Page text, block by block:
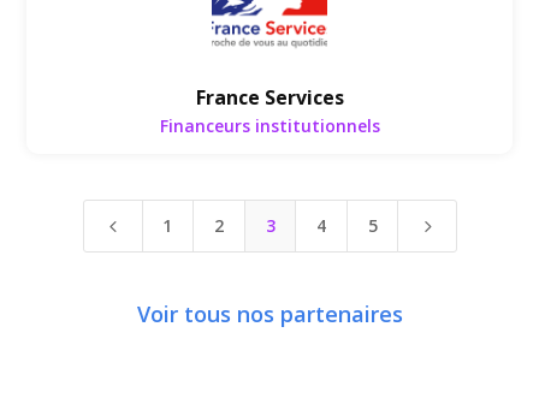
France Services
Financeurs institutionnels
4 1 2 3 4 5 5
Voir tous nos partenaires